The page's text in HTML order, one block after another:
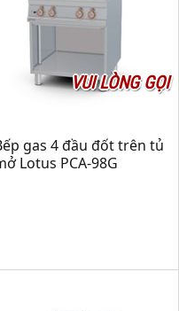
VUI LÒNG GỌI
gas 4 đầu đốt trên tủ
Lotus PCA-98G